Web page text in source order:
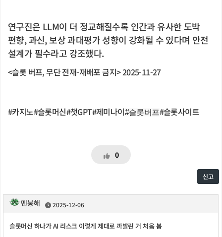
연구진은 LLM이 더 정교해질수록 인간과 유사한 도박
편향, 과신, 보상 과대평가 성향이 강화될 수 있다며 안전
설계가 필수라고 강조했다.
<슬롯 버프, 무단 전재-재배포 금지> 2025-11-27
#카지노#슬롯머신#챗GPT#제미나이#슬롯버프#슬롯사이트
0
신고
멘붕해 2025-12-06
슬롯머신 하나가 AI 리스크 이렇게 제대로 까발린 거 처음 봄